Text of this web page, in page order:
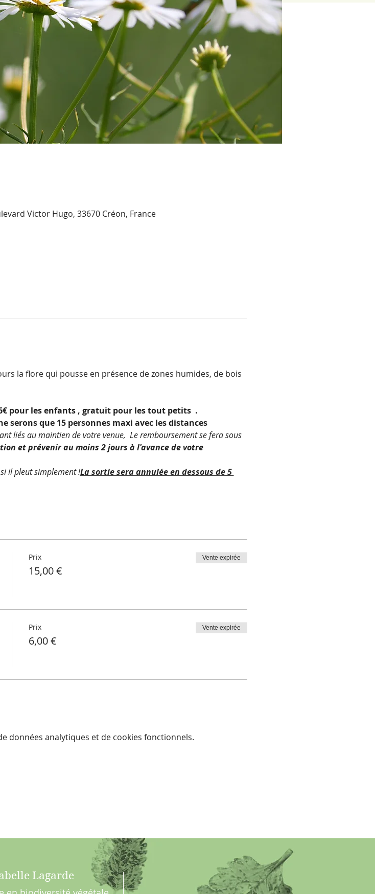
Victor Hugo, 33670 Créon, France
la flore qui pousse en présence de zones humides, de bois
pour les enfants , gratuit pour les tout petits .
serons que 15 personnes maxi avec les distances
liés au maintien de votre venue, Le remboursement se fera sous
et prévenir au moins 2 jours à l'avance de votre
il pleut simplement !La sortie sera annulée en dessous de 5
Prix
15,00 €
Vente expirée
Prix
6,00 €
Vente expirée
données analytiques et de cookies fonctionnels.
Lagarde